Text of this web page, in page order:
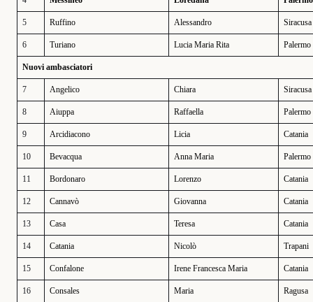
5 Ruffino Alessandro Siracusa
6 Turiano Lucia Maria Rita Palermo
Nuovi ambasciatori
7 Angelico Chiara Siracusa
8 Aiuppa Raffaella Palermo
9 Arcidiacono Licia Catania
10 Bevacqua Anna Maria Palermo
11 Bordonaro Lorenzo Catania
12 Cannavò Giovanna Catania
13 Casa Teresa Catania
14 Catania Nicolò Trapani
15 Confalone Irene Francesca Maria Catania
16 Consales Maria Ragusa